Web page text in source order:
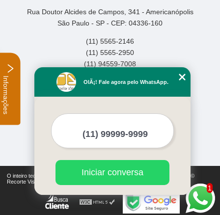
Rua Doutor Alcides de Campos, 341 - Americanópolis
São Paulo - SP - CEP: 04336-160
(11) 5565-2146
(11) 5565-2950
(11) 94559-7008
Home
Serviços
Mapa do site
Mais Serviços
O inteiro teor deste site está sujeito à proteção de direitos autorais. Copyright©
Recorte Visual (Lei 9610 de 19/02/1998)
1
OlÃ¡! Fale agora pelo WhatsApp.
Iniciar conversa
Informações